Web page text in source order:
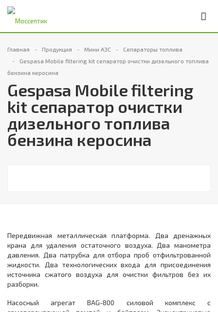
Главная Продукция Мини АЗС
Сепараторы топлива
Gespasa Mobile filtering kit сепаратор очистки дизельного топлива
бензина керосина
Gespasa Mobile filtering
kit сепаратор очистки
дизельного топлива
бензина керосина
Передвижная металлическая платформа. Два дренажных
крана для удаления остаточного воздуха. Два манометра
давления. Два патрубка для отбора проб отфильтрованной
жидкости. Два технологических входа для присоединения
источника сжатого воздуха для очистки фильтров без их
разборки.
Насосный агрегат BAG-800 силовой комплекс с